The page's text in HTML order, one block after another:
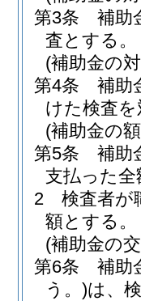
第3条
補助
査とする。
(補助金の
第4条
補助
けた検査
(補助金の
第5条
補助
支払った
2
検査者が
額とする。
(補助金の
第6条
補助
う。)は、